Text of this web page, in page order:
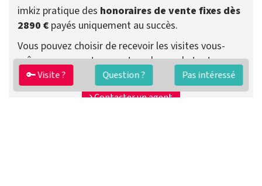
🔑 Visite ? Question ? Pas intéressé
imkiz pratique des honoraires de vente fixes dès
2890 € payés uniquement au succès.
Vous pouvez choisir de recevoir les visites vous-
même ou que votre agent se charge de tout.
Préparer ma vente
Contacter un agent